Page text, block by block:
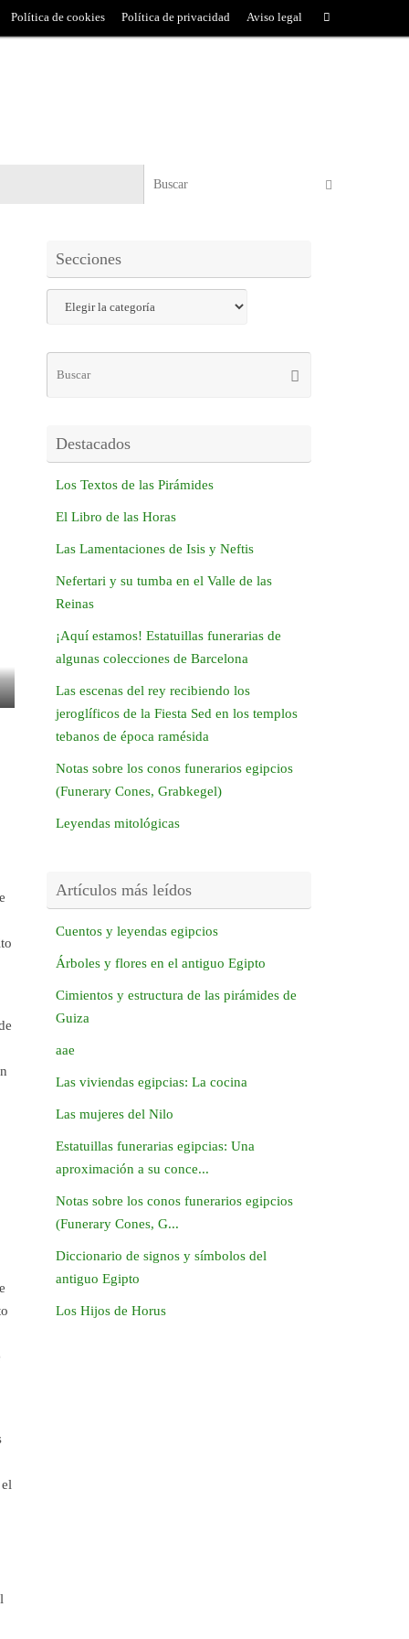
Política de cookies Política de privacidad Aviso legal
Secciones
Destacados
Los Textos de las Pirámides
El Libro de las Horas
Las Lamentaciones de Isis y Neftis
Nefertari y su tumba en el Valle de las
Reinas
¡Aquí estamos! Estatuillas funerarias de
algunas colecciones de Barcelona
Las escenas del rey recibiendo los
jeroglíficos de la Fiesta Sed en los templos
tebanos de época ramésida
Notas sobre los conos funerarios egipcios
(Funerary Cones, Grabkegel)
Leyendas mitológicas
Artículos más leídos
Cuentos y leyendas egipcios
Árboles y flores en el antiguo Egipto
Cimientos y estructura de las pirámides de
Guiza
aae
Las viviendas egipcias: La cocina
Las mujeres del Nilo
Estatuillas funerarias egipcias: Una
aproximación a su conce...
Notas sobre los conos funerarios egipcios
(Funerary Cones, G...
Diccionario de signos y símbolos del
antiguo Egipto
Los Hijos de Horus